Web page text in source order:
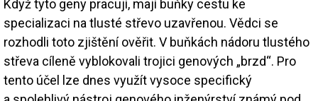
Když tyto geny pracují, mají buňky cestu ke
specializaci na tlusté střevo uzavřenou. Vědci se
rozhodli toto zjištění ověřit. V buňkách nádoru tlustého
střeva cíleně vyblokovali trojici genových „brzd“. Pro
tento účel lze dnes využít vysoce specifický